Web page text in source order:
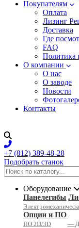
Покупателям
Оплата
Лизинг
Доставка
Где
FAQ
Политика
О компании
О нас
О заводе
Новости
Контакты
+7 (812) 389-48-28
Подобрать станок
Оборудование
Панелегибы
Опции и ПО
ПО 2D/3D
—